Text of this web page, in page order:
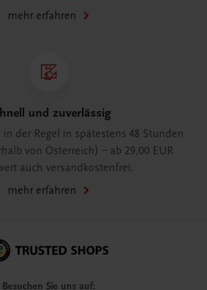
mehr erfahren
und zuverlässig
der Regel in spätestens 48 Stunden
von Österreich) – ab 29,00 EUR
auch versandkostenfrei.
mehr erfahren
Besuchen Sie uns auf: